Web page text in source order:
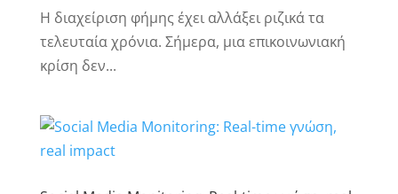
Η διαχείριση φήμης έχει αλλάξει ριζικά τα
τελευταία χρόνια. Σήμερα, μια επικοινωνιακή
κρίση δεν...